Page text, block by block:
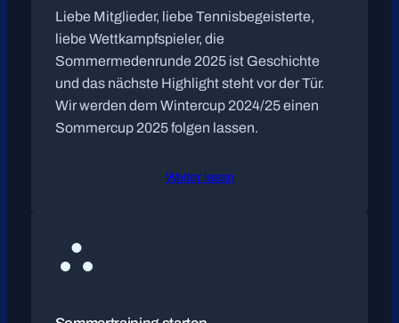
Liebe Mitglieder, liebe Tennisbegeisterte,
liebe Wettkampfspieler, die
Sommermedenrunde 2025 ist Geschichte
und das nächste Highlight steht vor der Tür.
Wir werden dem Wintercup 2024/25 einen
Sommercup 2025 folgen lassen.
Weiter lesen